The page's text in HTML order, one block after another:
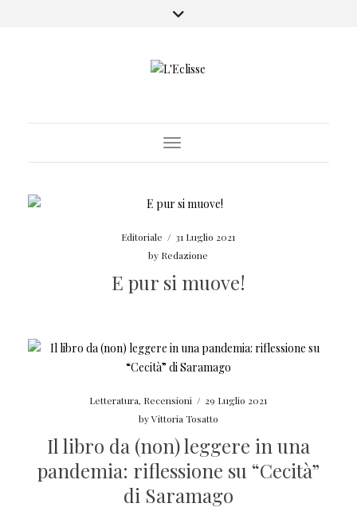
Toggle Navigation
Editoriale / 31 Luglio 2021
by Redazione
E pur si muove!
Letteratura, Recensioni / 29 Luglio 2021
byVittoria Tosatto
Il libro da (non) leggere in una
pandemia: riflessione su “Cecità”
di Saramago